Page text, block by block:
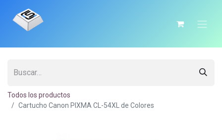
Todos los productos
Cartucho Canon PIXMA CL-54XL de Colores